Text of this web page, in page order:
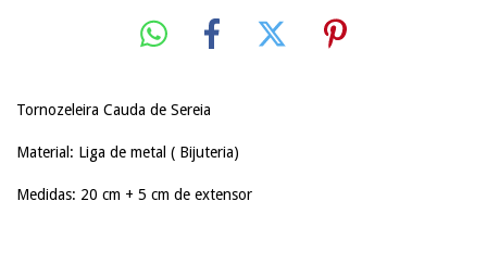
Tornozeleira Cauda de Sereia
Material: Liga de metal ( Bijuteria)
Medidas: 20 cm + 5 cm de extensor